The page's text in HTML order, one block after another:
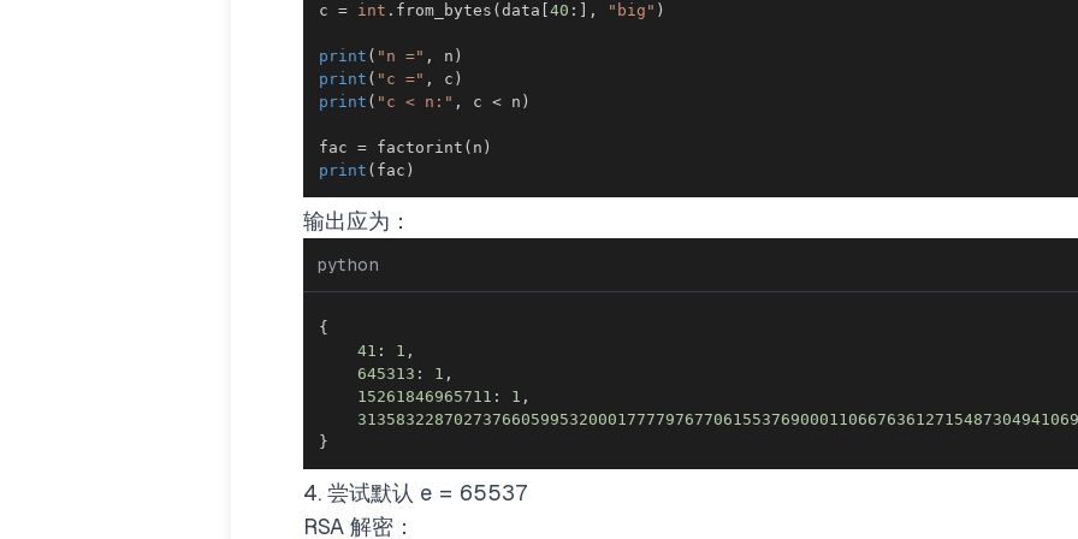
c = int . from_bytes (data [40 : ] , "big" )
print ( "n =" , n )
print ( "c =" , c )
print ( "c < n:" , c < n )
fac = factorint ( n )
print ( fac )
输出应为：
python
{
41 : 1 ,
645313 : 1 ,
15261846965711 : 1 ,
}
4. 尝试默认 e = 65537
RSA 解密：